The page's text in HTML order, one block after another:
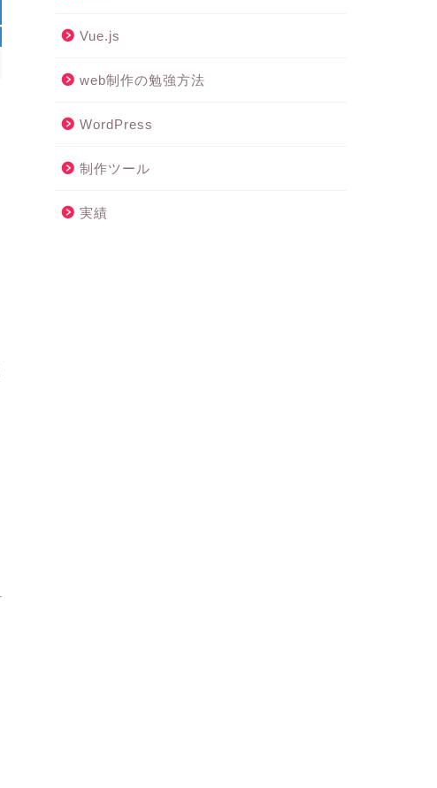
Vue.js
web制作の勉強方法
WordPress
制作ツール
実績